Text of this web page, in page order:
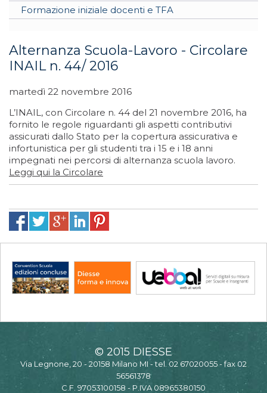
Formazione iniziale docenti e TFA
Alternanza Scuola-Lavoro - Circolare
INAIL n. 44/ 2016
martedì 22 novembre 2016
L’INAIL, con Circolare n. 44 del 21 novembre 2016, ha
fornito le regole riguardanti gli aspetti contributivi
assicurati dallo Stato per la copertura assicurativa e
infortunistica per gli studenti tra i 15 e i 18 anni
impegnati nei percorsi di alternanza scuola lavoro.
Leggi qui la Circolare
© 2015 DIESSE
Via Legnone, 20 - 20158 Milano MI - tel. 02 67020055 - fax 02
56561378
C.F. 97053100158 - P.IVA 08965380150